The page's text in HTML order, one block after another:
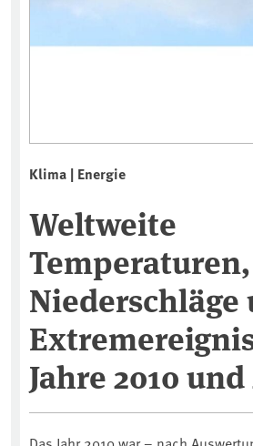
Klima | Energie
Weltweite
Temperaturen,
Niederschläge
Jahre 2010 und